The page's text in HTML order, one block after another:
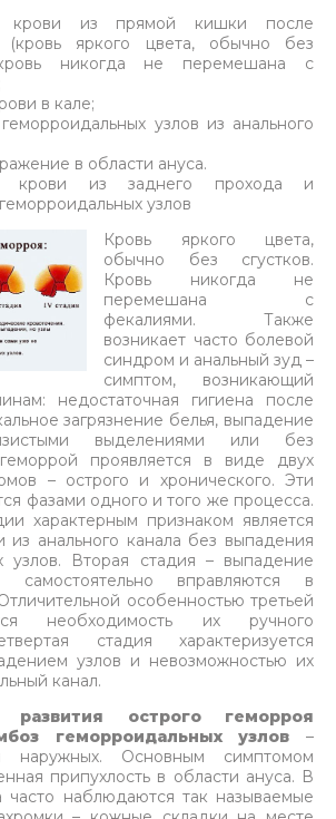
крови из прямой кишки после
(кровь яркого цвета, обычно без
кровь никогда не перемешана с
в кале;
узлов из анального
в области ануса.
крови из заднего прохода и
узлов
Кровь яркого цвета,
обычно без сгустков.
Кровь никогда не
перемешана с
фекалиями. Также
возникает часто болевой
синдром и анальный зуд –
симптом, возникающий
недостаточная гигиена после
загрязнение белья, выпадение
выделениями или без
проявляется в виде двух
– острого и хронического. Эти
фазами одного и того же процесса.
характерным признаком является
из анального канала без выпадения
узлов. Вторая стадия – выпадение
самостоятельно вправляются в
особенностью третьей
необходимость их ручного
стадия характеризуется
узлов и невозможностью их
канал.
острого геморроя
геморроидальных узлов –
наружных. Основным симптомом
припухлость в области ануса. В
часто наблюдаются так называемые